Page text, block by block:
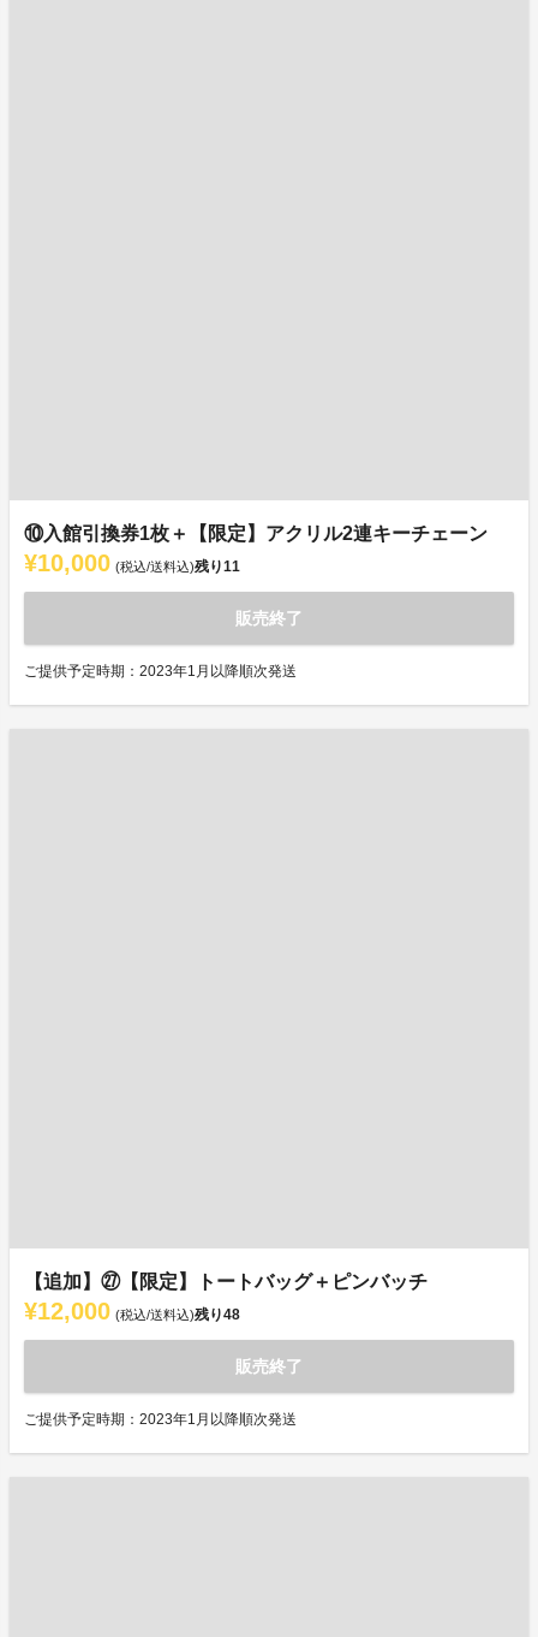
⑩入館引換券1枚＋【限定】アクリル2連キーチェーン
¥10,000 (税込/送料込)残り11
販売終了
ご提供予定時期：2023年1月以降順次発送
【追加】㉗【限定】トートバッグ＋ピンバッチ
¥12,000 (税込/送料込)残り48
販売終了
ご提供予定時期：2023年1月以降順次発送